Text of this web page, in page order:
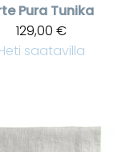
Pura Tunika
129,00 €
saatavilla